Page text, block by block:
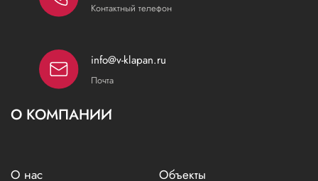
Контактный телефон
info@v-klapan.ru
Почта
О КОМПАНИИ
О нас Объекты